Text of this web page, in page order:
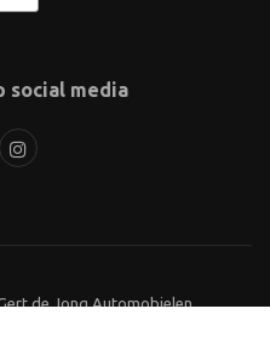
social media
de Jong Automobielen